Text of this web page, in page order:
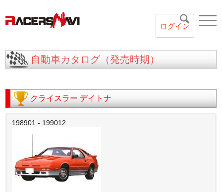
ログイン
自動車カタログ（発売時期）
クライスラー デイトナ
198901 - 199012